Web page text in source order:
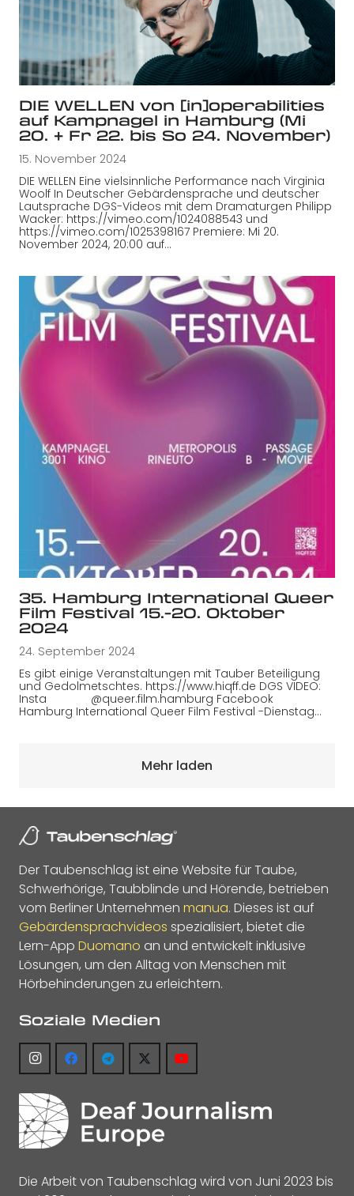
DIE WELLEN von [in]operabilities
auf Kampnagel in Hamburg (Mi
20. + Fr 22. bis So 24. November)
15. November 2024
DIE WELLEN Eine vielsinnliche Performance nach Virginia
Woolf In Deutscher Gebärdensprache und deutscher
Lautsprache DGS-Videos mit dem Dramaturgen Philipp
Wacker: https://vimeo.com/1024088543 und
https://vimeo.com/1025398167 Premiere: Mi 20.
November 2024, 20:00 auf…
35. Hamburg International Queer
Film Festival 15.-20. Oktober
2024
24. September 2024
Es gibt einige Veranstaltungen mit Tauber Beteiligung
und Gedolmetschtes. https://www.hiqff.de DGS VIDEO:
Insta @queer.film.hamburg Facebook
Hamburg International Queer Film Festival -Dienstag…
Mehr laden
Der Taubenschlag ist eine Website für Taube,
Schwerhörige, Taubblinde und Hörende, betrieben
vom Berliner Unternehmen manua. Dieses ist auf
Gebärdensprachvideos spezialisiert, bietet die
Lern-App Duomano an und entwickelt inklusive
Lösungen, um den Alltag von Menschen mit
Hörbehinderungen zu erleichtern.
Soziale Medien
Die Arbeit von Taubenschlag wird von Juni 2023 bis